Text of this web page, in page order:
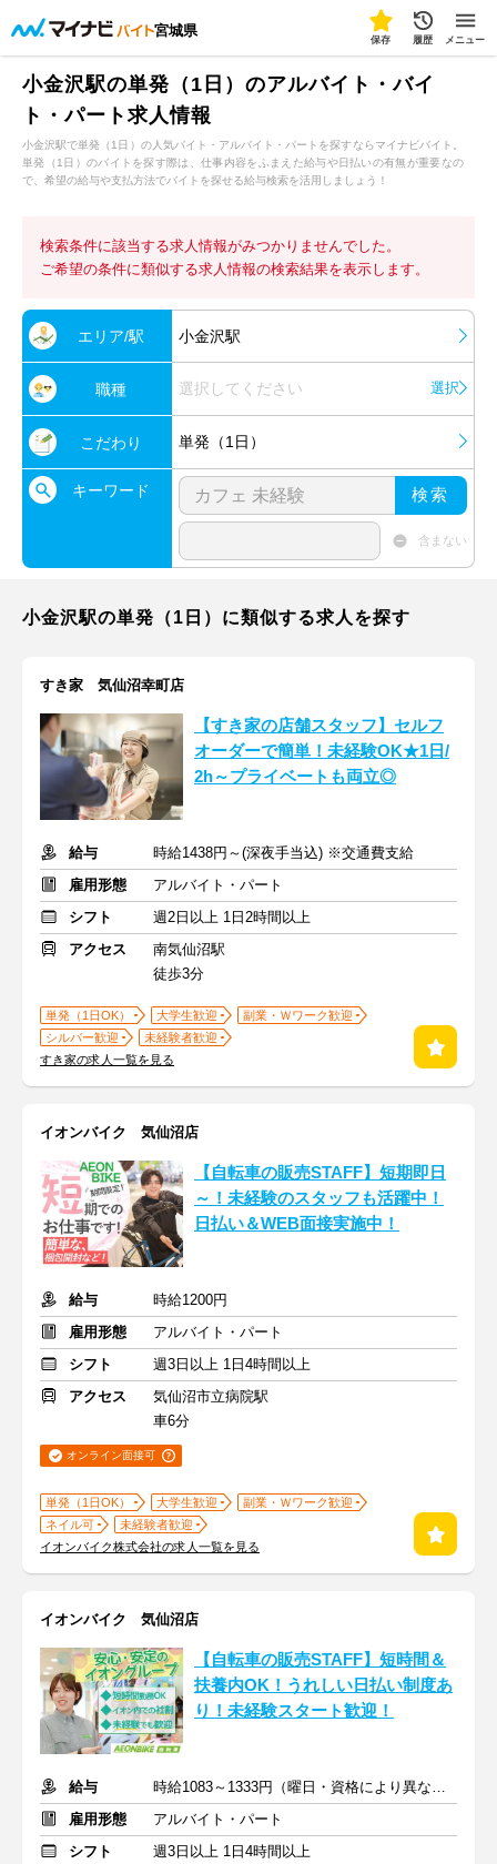
宮城県
保存 履歴 メニュー
小金沢駅の単発（1日）のアルバイト・バイ
ト・パート求人情報
小金沢駅で単発（1日）の人気バイト・アルバイト・パートを探すならマイナビバイト。
単発（1日）のバイトを探す際は、仕事内容をふまえた給与や日払いの有無が重要なの
で、希望の給与や支払方法でバイトを探せる給与検索を活用しましょう！
検索条件に該当する求人情報がみつかりませんでした。
ご希望の条件に類似する求人情報の検索結果を表示します。
エリア/駅 小金沢駅
職種 選択してください 選択
こだわり 単発（1日）
キーワード 検索
含まない
小金沢駅の単発（1日）に類似する求人を探す
すき家 気仙沼幸町店
【すき家の店舗スタッフ】セルフ
オーダーで簡単！未経験OK★1日/
2h～プライベートも両立◎
給与
時給1438円～(深夜手当込) ※交通費支給
雇用形態
アルバイト・パート
シフト
週2日以上 1日2時間以上
アクセス
南気仙沼駅
徒歩3分
単発（1日OK） 大学生歓迎
副業・Ｗワーク歓迎
シルバー歓迎
未経験者歓迎
すき家の求人一覧を見る
イオンバイク 気仙沼店
【自転車の販売STAFF】短期即日
～！未経験のスタッフも活躍中！
日払い＆WEB面接実施中！
給与
時給1200円
雇用形態
アルバイト・パート
シフト
週3日以上 1日4時間以上
アクセス
気仙沼市立病院駅
車6分
オンライン面接可
単発（1日OK） 大学生歓迎
副業・Ｗワーク歓迎
ネイル可
未経験者歓迎
イオンバイク株式会社の求人一覧を見る
イオンバイク 気仙沼店
【自転車の販売STAFF】短時間＆
扶養内OK！うれしい日払い制度あ
り！未経験スタート歓迎！
給与
時給1083～1333円（曜日・資格により異なる）
雇用形態
アルバイト・パート
シフト
週3日以上 1日4時間以上